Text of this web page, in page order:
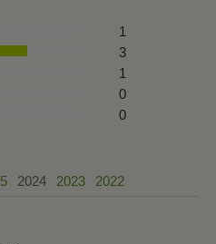
1
3
1
0
0
2024 2023 2022